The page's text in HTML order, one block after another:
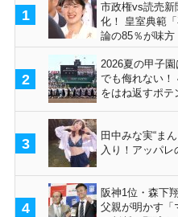
1
市政権vs読売新
化！ 皇室典範
論の85％が味方
2
2026夏の甲子園
でも侮れない！
をはね返すポテ
3
田中みな実“ま
入り！アッパレ
4
阪神1位・森下
父親が明かす「